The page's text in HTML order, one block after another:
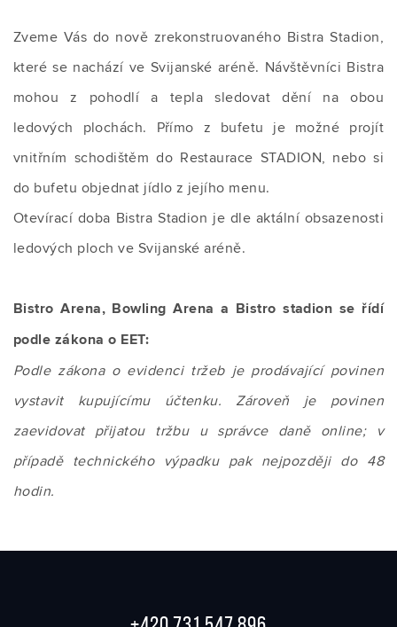
Zveme Vás do nově zrekonstruovaného Bistra Stadion,
které se nachází ve Svijanské aréně. Návštěvníci Bistra
mohou z pohodlí a tepla sledovat dění na obou
ledových plochách. Přímo z bufetu je možné projít
vnitřním schodištěm do Restaurace STADION, nebo si
do bufetu objednat jídlo z jejího menu.
Otevírací doba Bistra Stadion je dle aktální obsazenosti
ledových ploch ve Svijanské aréně.
Bistro Arena, Bowling Arena a Bistro stadion se řídí
podle zákona o EET:
Podle zákona o evidenci tržeb je prodávající povinen
vystavit kupujícímu účtenku. Zároveň je povinen
zaevidovat přijatou tržbu u správce daně online; v
případě technického výpadku pak nejpozději do 48
hodin.